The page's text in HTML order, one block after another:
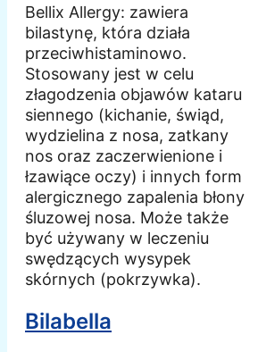
Bellix Allergy: zawiera
bilastynę, która działa
przeciwhistaminowo.
Stosowany jest w celu
złagodzenia objawów kataru
siennego (kichanie, świąd,
wydzielina z nosa, zatkany
nos oraz zaczerwienione i
łzawiące oczy) i innych form
alergicznego zapalenia błony
śluzowej nosa. Może także
być używany w leczeniu
swędzących wysypek
skórnych (pokrzywka).
Bilabella